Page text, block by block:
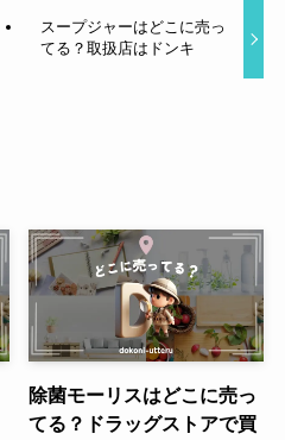
スープジャーはどこに売っ
てる？取扱店はドンキ
除菌モーリスはどこに売っ
てる？ドラッグストアで買